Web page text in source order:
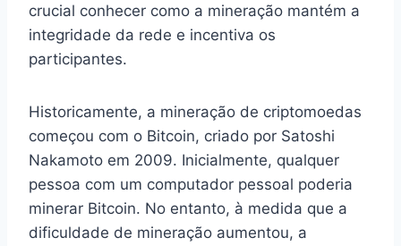
crucial conhecer como a mineração mantém a
integridade da rede e incentiva os
participantes.
Historicamente, a mineração de criptomoedas
começou com o Bitcoin, criado por Satoshi
Nakamoto em 2009. Inicialmente, qualquer
pessoa com um computador pessoal poderia
minerar Bitcoin. No entanto, à medida que a
dificuldade de mineração aumentou, a